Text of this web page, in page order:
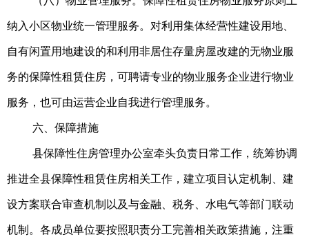
纳入小区物业统一管理服务。对利用集体经营性建设用地、
自有闲置用地建设的和利用非居住存量房屋改建的无物业服
务的保障性租赁住房，可聘请专业的物业服务企业进行物业
服务，也可由运营企业自我进行管理服务。
六、保障措施
县保障性住房管理办公室牵头负责日常工作，统筹协调
推进全县保障性租赁住房相关工作，建立项目认定机制、建
设方案联合审查机制以及与金融、税务、水电气等部门联动
机制。各成员单位要按照职责分工完善相关政策措施，注重